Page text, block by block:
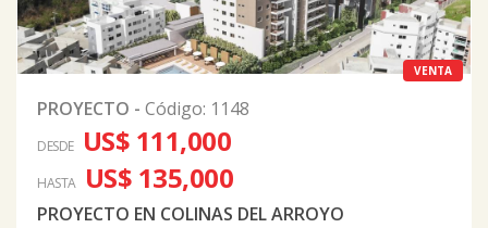
VENTA
PROYECTO - Código: 1148
DESDE US$ 111,000
HASTA US$ 135,000
PROYECTO EN COLINAS DEL ARROYO